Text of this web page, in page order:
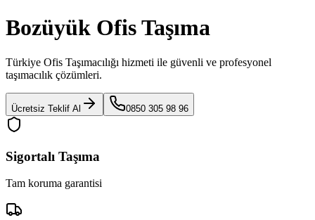
Bozüyük Ofis Taşıma
Türkiye Ofis Taşımacılığı hizmeti ile güvenli ve profesyonel
taşımacılık çözümleri.
Ücretsiz Teklif Al 0850 305 98 96
Sigortalı Taşıma
Tam koruma garantisi